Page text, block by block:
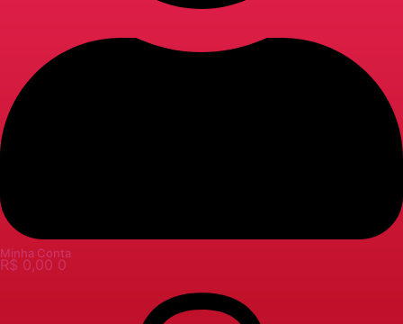
Minha Conta
R$ 0,00 0